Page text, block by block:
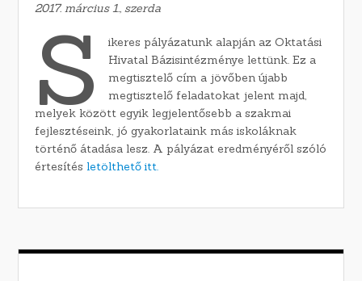
2017. március 1., szerda
S
ikeres pályázatunk alapján az Oktatási
Hivatal Bázisintézménye lettünk. Ez a
megtisztelő cím a jövőben újabb
megtisztelő feladatokat jelent majd,
melyek között egyik legjelentősebb a szakmai
fejlesztéseink, jó gyakorlataink más iskoláknak
történő átadása lesz. A pályázat eredményéről szóló
értesítés letölthető itt.